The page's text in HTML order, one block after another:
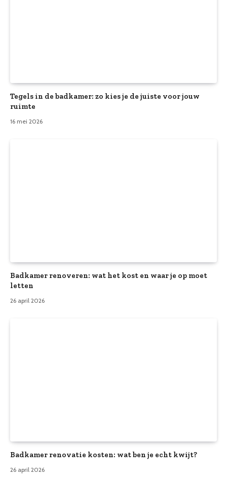
Tegels in de badkamer: zo kies je de juiste voor jouw
ruimte
16 mei 2026
Badkamer renoveren: wat het kost en waar je op moet
letten
26 april 2026
Badkamer renovatie kosten: wat ben je echt kwijt?
26 april 2026